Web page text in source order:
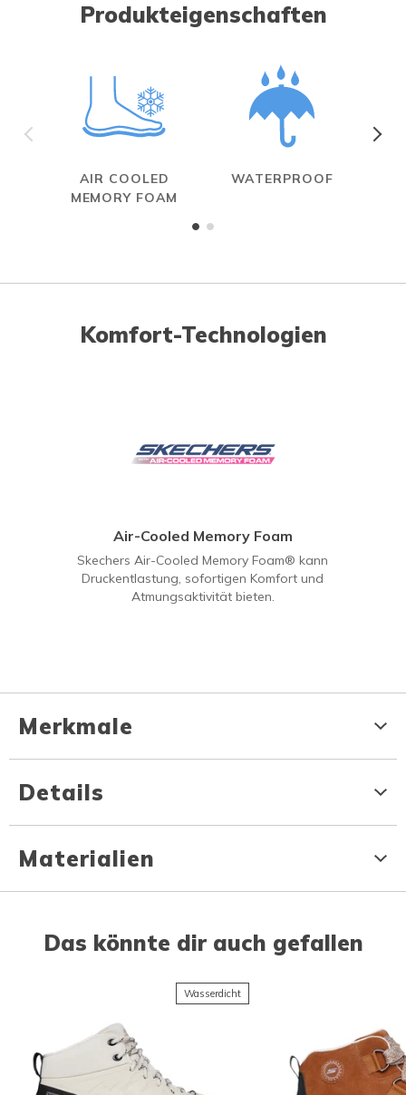
Produkteigenschaften
AIR COOLED
MEMORY FOAM
WATERPROOF
Komfort-Technologien
Air-Cooled Memory Foam
Skechers Air-Cooled Memory Foam® kann
Druckentlastung, sofortigen Komfort und
Atmungsaktivität bieten.
Merkmale
Details
Materialien
Das könnte dir auch gefallen
Wasserdicht